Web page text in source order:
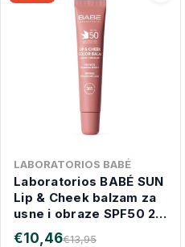
LABORATORIOS BABÉ
Laboratorios BABÉ SUN
Lip & Cheek balzam za
usne i obraze SPF50 20
ml PINK
€13,95
€10,46